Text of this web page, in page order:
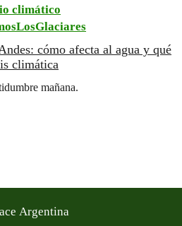
climático
cómo afecta al agua y qué
climática
mañana.
Argentina